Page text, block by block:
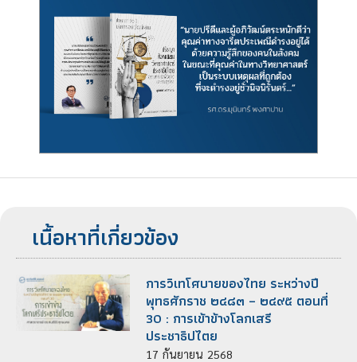
เนื้อหาที่เกี่ยวข้อง
การวิเทโศบายของไทย ระหว่างปี
พุทธศักราช ๒๔๘๓ – ๒๔๙๕ ตอนที่
30 : การเข้าข้างโลกเสรี
ประชาธิปไตย
17 กันยายน 2568